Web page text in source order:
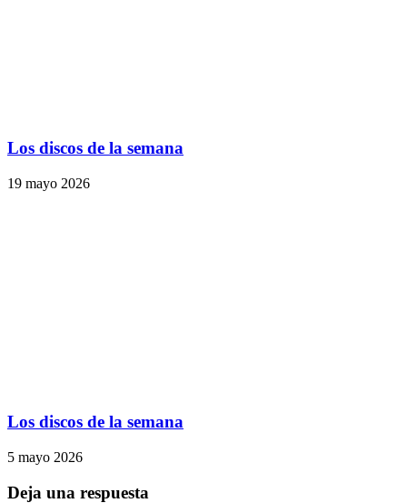
Los discos de la semana
19 mayo 2026
Los discos de la semana
5 mayo 2026
Deja una respuesta